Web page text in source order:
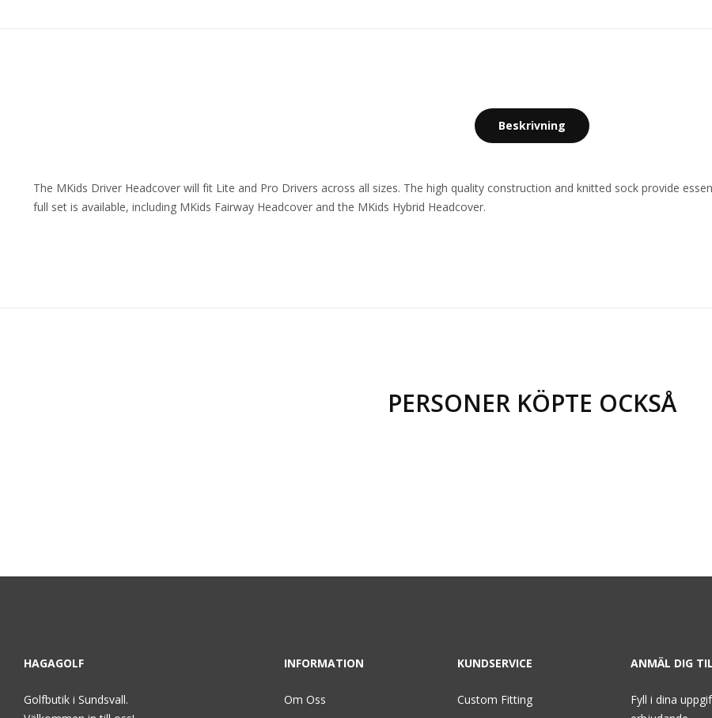
Beskrivning
The MKids Driver Headcover will fit Lite and Pro Drivers across all sizes. The high quality construction and knitted sock provide
full set is available, including MKids Fairway Headcover and the MKids Hybrid Headcover.
PERSONER KÖPTE OCKSÅ
HAGAGOLF
Golfbutik i Sundsvall.
INFORMATION
Om Oss
KUNDSERVICE
Custom Fitting
ANMÄL DIG
Fyll i dina